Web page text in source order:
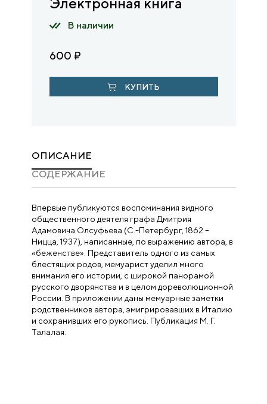
В наличии
600 ₽
КУПИТЬ
ОПИСАНИЕ
CОДЕРЖАНИЕ
Впервые публикуются воспоминания видного
общественного деятеля графа Дмитрия
Адамовича Олсуфьева (C.-Петербург, 1862 –
Ницца, 1937), написанные, по выражению автора, в
«беженстве». Представитель одного из самых
блестящих родов, мемуарист уделил много
внимания его истории, с широкой панорамой
русского дворянства и в целом дореволюционной
России. В приложении даны мемуарные заметки
родственников автора, эмигрировавших в Италию
и сохранивших его рукопись. Публикация М. Г.
Талалая.